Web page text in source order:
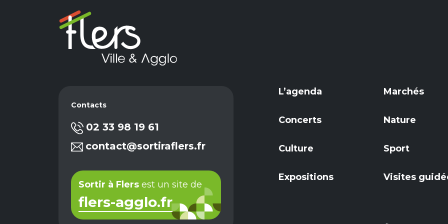
Contacts
02 33 98 19 61
contact@sortiraflers.fr
Sortir à Flers est un site de
flers-agglo.fr
L’agenda
Concerts
Culture
Expositions
Marchés
Nature
Sport
Visites